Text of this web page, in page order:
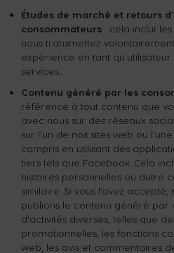
Études de marché et retours
consommateurs : cela inclut
nous transmettez
expérience en tant
services..
Contenu généré par les
référence à tout contenu que
avec nous sur des réseaux
sur l'un de nos sites web ou
compris en utilisant des
tiers tels que Facebook. Cela
histoires personnelles ou autre
similaire. Si vous l’avez
publions le contenu généré par
d'activités diverses, telles que
promotionnelles, les fonctions
web, les avis et commentaires